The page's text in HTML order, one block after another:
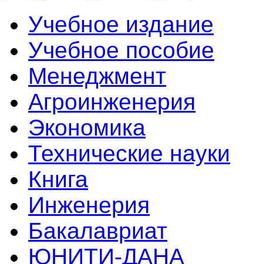
Учебное издание
Учебное пособие
Менеджмент
Агроинженерия
Экономика
Технические науки
Книга
Инженерия
Бакалавриат
ЮНИТИ-ДАНА